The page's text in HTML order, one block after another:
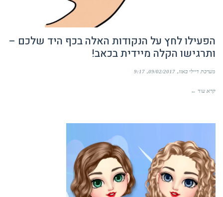
הפעילו לחץ על הנקודות האלה בכף היד שלכם –
ותרגישו הקלה מיידית בכאב!
מערכת דיילי באזז 09/02/2017
9:17
קרא עוד ←